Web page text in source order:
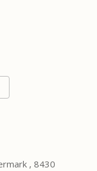
, 8430